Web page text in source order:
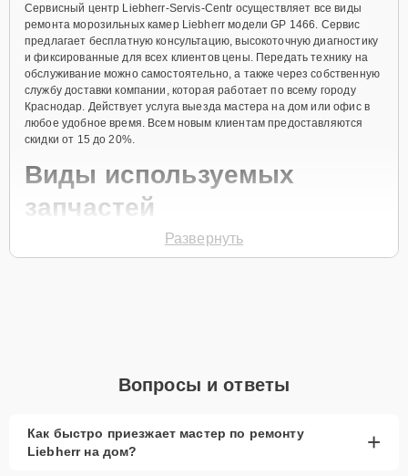
Сервисный центр Liebherr-Servis-Centr осуществляет все виды
ремонта морозильных камер Liebherr модели GP 1466. Сервис
предлагает бесплатную консультацию, высокоточную диагностику
и фиксированные для всех клиентов цены. Передать технику на
обслуживание можно самостоятельно, а также через собственную
службу доставки компании, которая работает по всему городу
Краснодар. Действует услуга выезда мастера на дом или офис в
любое удобное время. Всем новым клиентам предоставляются
скидки от 15 до 20%.
Виды используемых
запчастей
Для ремонта морозильной камеры модели GP 1466 предлагаются
активное использование устройства дольше
запчастей.
При наличии планов в скором времени заменить
Развернуть
Вопросы и ответы
Как быстро приезжает мастер по ремонту
Liebherr на дом?
+